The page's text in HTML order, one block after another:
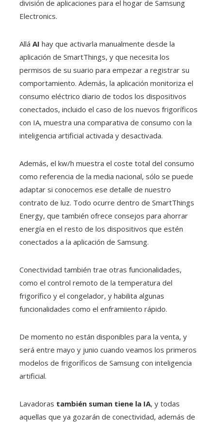
división de aplicaciones para el hogar de Samsung
Electronics.
Allá AI hay que activarla manualmente desde la
aplicación de SmartThings, y que necesita los
permisos de su suario para empezar a registrar su
comportamiento. Además, la aplicación monitoriza el
consumo eléctrico diario de todos los dispositivos
conectados, incluido el caso de los nuevos frigoríficos
con IA, muestra una comparativa de consumo con la
inteligencia artificial activada y desactivada.
Además, el kw/h muestra el coste total del consumo
como referencia de la media nacional, sólo se puede
adaptar si conocemos ese detalle de nuestro
contrato de luz. Todo ocurre dentro de SmartThings
Energy, que también ofrece consejos para ahorrar
energía en el resto de los dispositivos que estén
conectados a la aplicación de Samsung.
Conectividad también trae otras funcionalidades,
como el control remoto de la temperatura del
frigorífico y el congelador, y habilita algunas
funcionalidades como el enframiiento rápido.
De momento no están disponibles para la venta, y
será entre mayo y junio cuando veamos los primeros
modelos de frigoríficos de Samsung con inteligencia
artificial.
Lavadoras también suman tiene la IA, y todas
aquellas que ya gozarán de conectividad, además de